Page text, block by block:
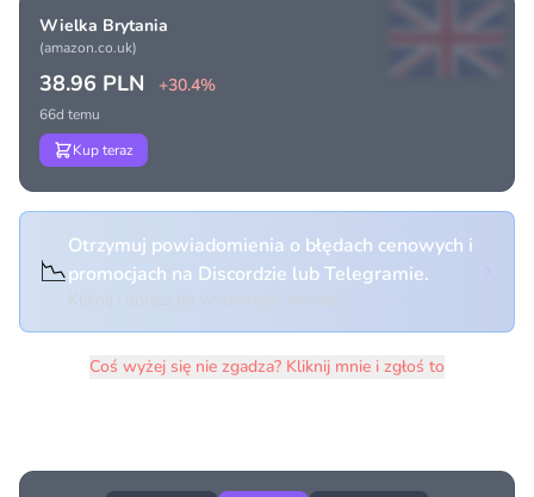
Wielka Brytania
(amazon.co.uk)
38.96 PLN +30.4%
66d temu
Kup teraz
📉
Otrzymuj powiadomienia o błędach cenowych i
promocjach na Discordzie lub Telegramie.
Coś wyżej się nie zgadza? Kliknij mnie i zgłoś to